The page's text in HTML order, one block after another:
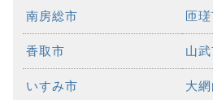
南房総市 匝
香取市 山
いすみ市 大